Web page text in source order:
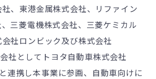
、東港金属株式会社、リファイン
三菱電機株式会社、三菱ケミカル
社ロンビック及び株式会社
社としてトヨタ自動車株式会社
連携し本事業に参画、自動車向けに